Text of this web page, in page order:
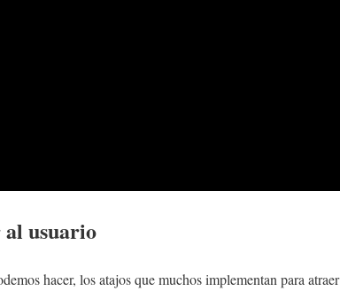
al usuario
hacer, los atajos que muchos implementan para atraer